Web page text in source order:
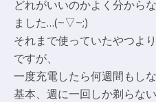
どれがいいのかよく分から
ました…(~▽~;)
それまで使っていたやつよ
ですが、
一度充電したら何週間もし
基本、週に一回しか剃らな